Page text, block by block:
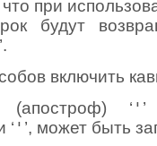
при
будут
’.
включить
(апостроф) ‘ '
‘ ' ’, может быть